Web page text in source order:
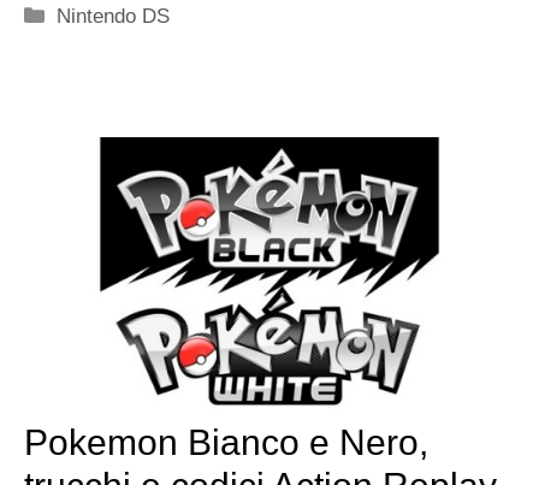
Categorie
Nintendo DS
Pokemon Bianco e Nero,